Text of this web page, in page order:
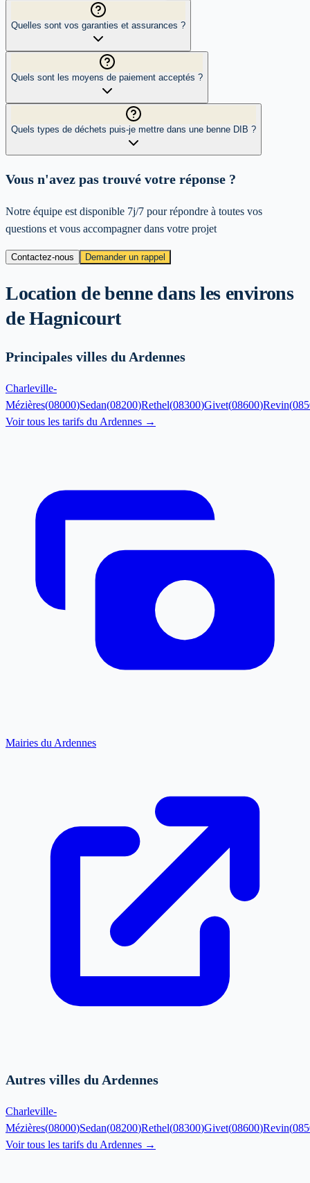
Quelles sont vos garanties et assurances ?
Quels sont les moyens de paiement acceptés ?
Quels types de déchets puis-je mettre dans une benne DIB ?
Vous n'avez pas trouvé votre réponse ?
Notre équipe est disponible 7j/7 pour répondre à toutes vos
questions et vous accompagner dans votre projet
Contactez-nous Demander un rappel
Location de benne dans les environs
deHagnicourt
Principales villes du Ardennes
Charleville-
Mézières(08000)Sedan(08200)Rethel(08300)Givet(08600)Revin(
Voir tous les tarifs duArdennes →
Mairies du Ardennes
Autres villes du Ardennes
Charleville-
Mézières(08000)Sedan(08200)Rethel(08300)Givet(08600)Revin(
Voir tous les tarifs duArdennes →